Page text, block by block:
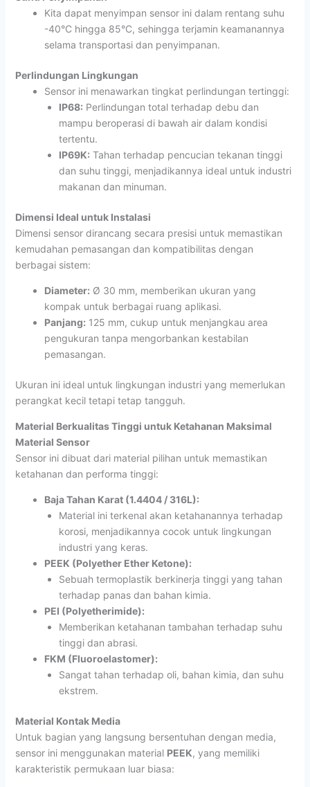
Kita dapat menyimpan sensor ini dalam rentang suhu
-40°C hingga 85°C, sehingga terjamin keamanannya
selama transportasi dan penyimpanan.
Perlindungan Lingkungan
Sensor ini menawarkan tingkat perlindungan tertinggi:
IP68: Perlindungan total terhadap debu dan
mampu beroperasi di bawah air dalam kondisi
tertentu.
IP69K: Tahan terhadap pencucian tekanan tinggi
dan suhu tinggi, menjadikannya ideal untuk industri
makanan dan minuman.
Dimensi Ideal untuk Instalasi
Dimensi sensor dirancang secara presisi untuk memastikan
kemudahan pemasangan dan kompatibilitas dengan
berbagai sistem:
Diameter: Ø 30 mm, memberikan ukuran yang
kompak untuk berbagai ruang aplikasi.
Panjang: 125 mm, cukup untuk menjangkau area
pengukuran tanpa mengorbankan kestabilan
pemasangan.
Ukuran ini ideal untuk lingkungan industri yang memerlukan
perangkat kecil tetapi tetap tangguh.
Material Berkualitas Tinggi untuk Ketahanan Maksimal
Material Sensor
Sensor ini dibuat dari material pilihan untuk memastikan
ketahanan dan performa tinggi:
Baja Tahan Karat (1.4404 / 316L):
Material ini terkenal akan ketahanannya terhadap
korosi, menjadikannya cocok untuk lingkungan
industri yang keras.
PEEK (Polyether Ether Ketone):
Sebuah termoplastik berkinerja tinggi yang tahan
terhadap panas dan bahan kimia.
PEI (Polyetherimide):
Memberikan ketahanan tambahan terhadap suhu
tinggi dan abrasi.
FKM (Fluoroelastomer):
Sangat tahan terhadap oli, bahan kimia, dan suhu
ekstrem.
Material Kontak Media
Untuk bagian yang langsung bersentuhan dengan media,
sensor ini menggunakan material PEEK, yang memiliki
karakteristik permukaan luar biasa: